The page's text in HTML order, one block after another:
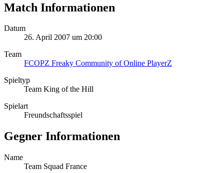
Match Informationen
Datum
26. April 2007 um 20:00
Team
FCOPZ Freaky Community of Online PlayerZ
Spieltyp
Team King of the Hill
Spielart
Freundschaftsspiel
Gegner Informationen
Name
Team Squad France